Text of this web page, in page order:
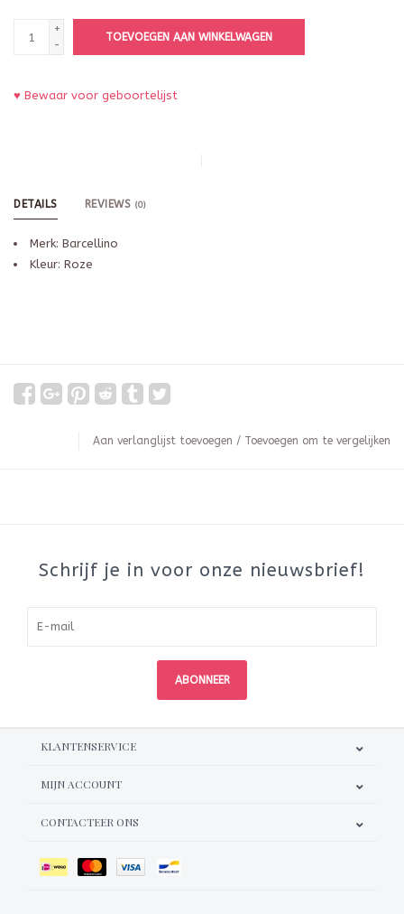
+
-
TOEVOEGEN AAN WINKELWAGEN
♥ Bewaar voor geboortelijst
DETAILS REVIEWS (0)
Merk: Barcellino
Kleur: Roze
Aan verlanglijst toevoegen / Toevoegen om te vergelijken
Schrijf je in voor onze nieuwsbrief!
ABONNEER
KLANTENSERVICE
MIJN ACCOUNT
CONTACTEER ONS